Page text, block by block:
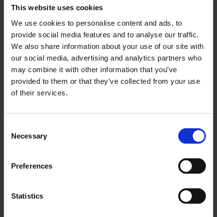
This website uses cookies
We use cookies to personalise content and ads, to
provide social media features and to analyse our traffic.
We also share information about your use of our site with
our social media, advertising and analytics partners who
may combine it with other information that you’ve
provided to them or that they’ve collected from your use
of their services.
Necessary
Preferences
Statistics
Tändningslås Honda MT
HOT005-01-36-701
149KR
Cdibox Honda MT -92
LIF014
149KR